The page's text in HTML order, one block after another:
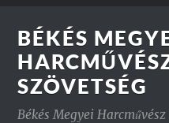
BÉKÉS
SZÖVETSÉG
Békés Megyei